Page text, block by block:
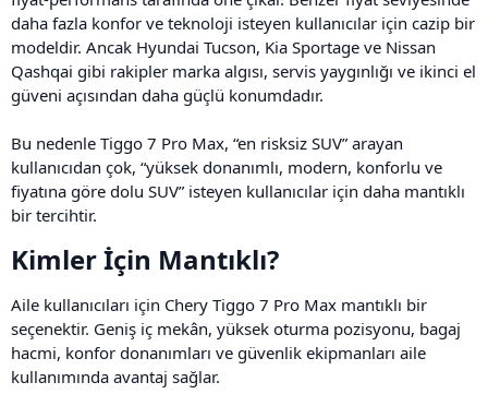
daha fazla konfor ve teknoloji isteyen kullanıcılar için cazip bir
modeldir. Ancak Hyundai Tucson, Kia Sportage ve Nissan
Qashqai gibi rakipler marka algısı, servis yaygınlığı ve ikinci el
güveni açısından daha güçlü konumdadır.
Bu nedenle Tiggo 7 Pro Max, “en risksiz SUV” arayan
kullanıcıdan çok, “yüksek donanımlı, modern, konforlu ve
fiyatına göre dolu SUV” isteyen kullanıcılar için daha mantıklı
bir tercihtir.
Kimler İçin Mantıklı?​
Aile kullanıcıları için Chery Tiggo 7 Pro Max mantıklı bir
seçenektir. Geniş iç mekân, yüksek oturma pozisyonu, bagaj
hacmi, konfor donanımları ve güvenlik ekipmanları aile
kullanımında avantaj sağlar.